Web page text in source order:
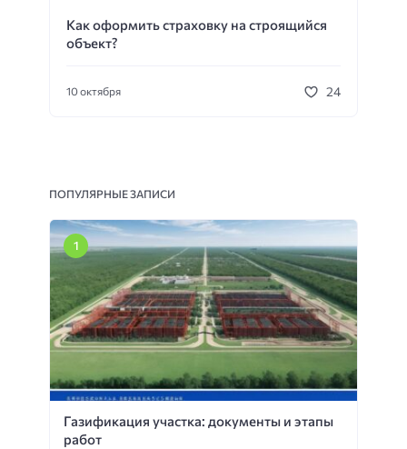
Как оформить страховку на строящийся
объект?
10 октября 24
ПОПУЛЯРНЫЕ ЗАПИСИ
Газификация участка: документы и этапы
работ